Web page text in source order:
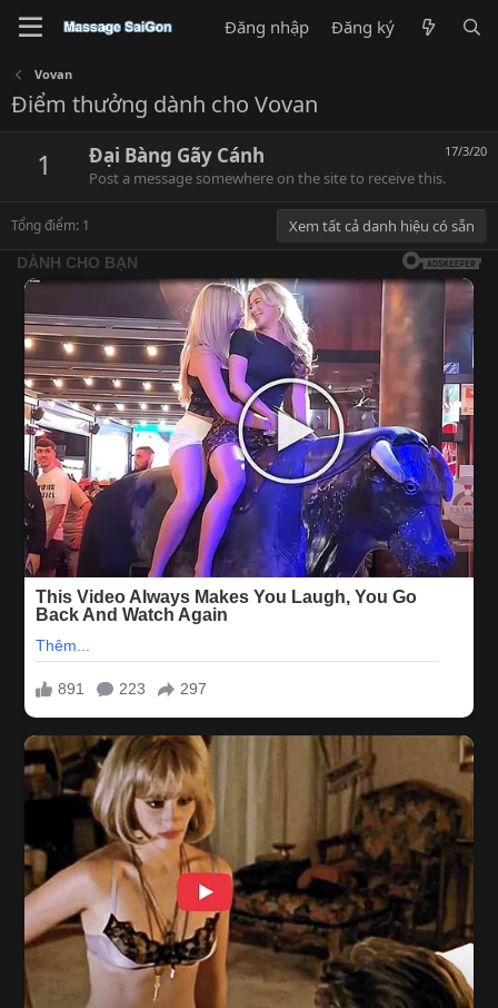
Đăng nhập Đăng ký
Vovan
Điểm thưởng dành cho Vovan
1 17/3/20
Đại Bàng Gãy Cánh
Post a message somewhere on the site to receive this.
Tổng điểm: 1 Xem tất cả danh hiệu có sẵn